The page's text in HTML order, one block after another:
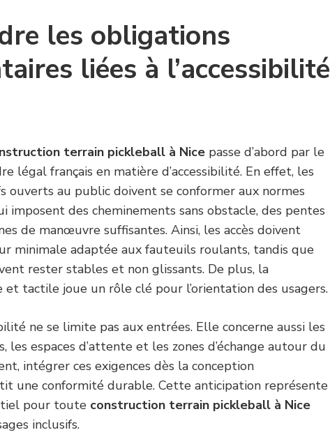
les obligations
liées à l’accessibilité
terrain pickleball à Nice passe d’abord par le
légal français en matière d’accessibilité. En effet, les
ouverts au public doivent se conformer aux normes
imposent des cheminements sans obstacle, des pentes
de manœuvre suffisantes. Ainsi, les accès doivent
minimale adaptée aux fauteuils roulants, tandis que
rester stables et non glissants. De plus, la
tactile joue un rôle clé pour l’orientation des usagers.
ne se limite pas aux entrées. Elle concerne aussi les
les espaces d’attente et les zones d’échange autour du
intégrer ces exigences dès la conception
une conformité durable. Cette anticipation représente
pour toute construction terrain pickleball à Nice
inclusifs.